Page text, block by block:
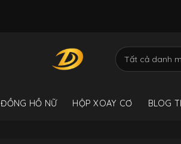
ĐỒNG HỒ NỮ HỘP XOAY CƠ BLOG